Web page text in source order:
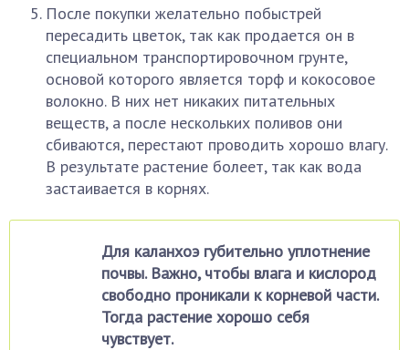
После покупки желательно побыстрей
пересадить цветок, так как продается он в
специальном транспортировочном грунте,
основой которого является торф и кокосовое
волокно. В них нет никаких питательных
веществ, а после нескольких поливов они
сбиваются, перестают проводить хорошо влагу.
В результате растение болеет, так как вода
застаивается в корнях.
Для каланхоэ губительно уплотнение
почвы. Важно, чтобы влага и кислород
свободно проникали к корневой части.
Тогда растение хорошо себя
чувствует.